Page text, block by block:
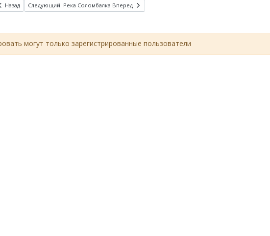
Назад Следующий: Река Соломбалка Вперед
могут только зарегистрированные пользователи